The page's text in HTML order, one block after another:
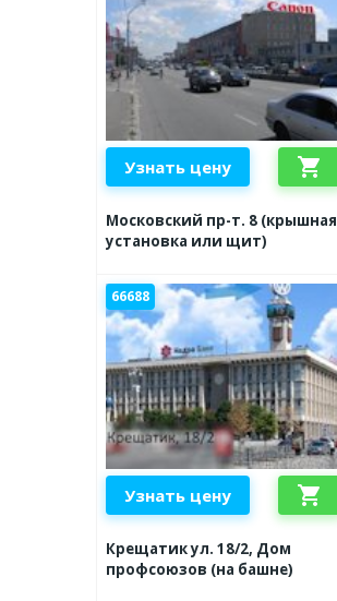
Узнать цену shopping_cart
Московский пр-т. 8 (крышная
установка или щит)
66688
Узнать цену shopping_cart
Крещатик ул. 18/2, Дом
профсоюзов (на башне)